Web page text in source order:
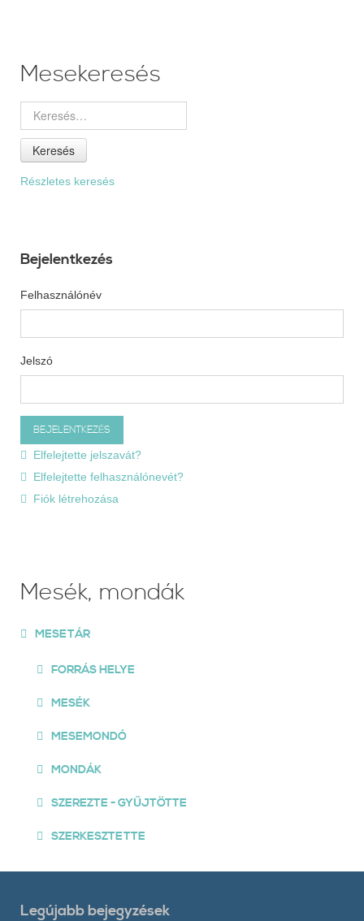
Mesekeresés
Keresés
Részletes keresés
Bejelentkezés
Felhasználónév
Jelszó
Elfelejtette jelszavát?
Elfelejtette felhasználónevét?
Fiók létrehozása
Mesék, mondák
MESETÁR
FORRÁS HELYE
MESÉK
MESEMONDÓ
MONDÁK
SZEREZTE - GYŰJTÖTTE
SZERKESZTETTE
Legújabb bejegyzések